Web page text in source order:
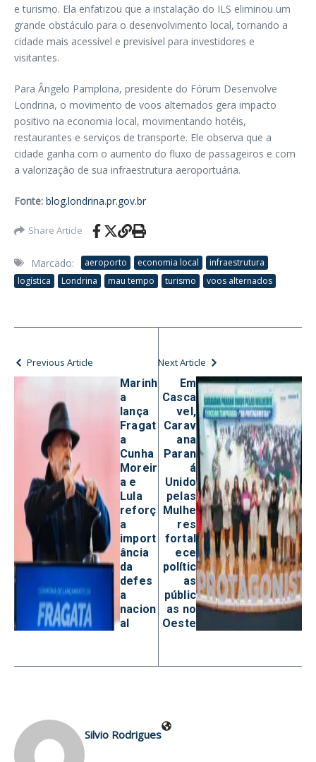
e turismo. Ela enfatizou que a instalação do ILS eliminou um
grande obstáculo para o desenvolvimento local, tornando a
cidade mais acessível e previsível para investidores e
visitantes.
Para Ângelo Pamplona, presidente do Fórum Desenvolve
Londrina, o movimento de voos alternados gera impacto
positivo na economia local, movimentando hotéis,
restaurantes e serviços de transporte. Ele observa que a
cidade ganha com o aumento do fluxo de passageiros e com
a valorização de sua infraestrutura aeroportuária.
Fonte: blog.londrina.pr.gov.br
Share Article
Marcado: aeroporto economia local
infraestrutura
logística
Londrina mau tempo turismo voos alternados
Previous Article
Marinh
a
lança
Fragat
a
Cunha
Moreir
a e
Lula
reforç
a
import
ância
da
defes
a
nacion
al
Next Article
Em
Casca
vel,
Carav
ana
Paran
á
Unido
pelas
Mulhe
res
fortal
ece
polític
as
públic
as no
Oeste
Silvio Rodrigues